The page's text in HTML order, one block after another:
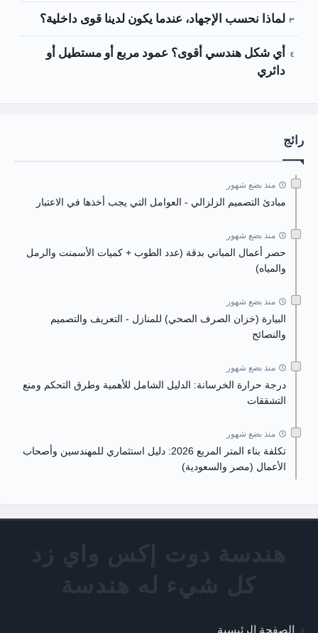
لماذا نحسب الإجهاد، عندما يكون لدينا قوى داخلية؟
أي شكل هندسي أقوى؟ عمود مربع أو مستطيل أو
دائري
رائج
منذ بضع شهور
مبادئ التصميم الزلزالي - العوامل التي يجب أخذها في الاعتبار
منذ بضع شهور
حصر أعمال المباني بدقة (عدد الطوب + كميات الأسمنت والرمل
والمياه)
منذ بضع شهور
البيارة (خزان الصرف الصحي) للمنازل - التعريف والتصميم
والنصائح
منذ بضع شهور
درجة حرارة الخرسانة: الدليل الشامل للأهمية وطرق التحكم ومنع
التشققات
منذ بضع شهور
تكلفة بناء المتر المربع 2026: دليل استثماري للمهندسين وأصحاب
الأعمال (مصر والسعودية)
الصفحة الرئيسية